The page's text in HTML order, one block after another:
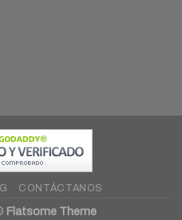
CONTÁCTANOS
Flatsome Theme